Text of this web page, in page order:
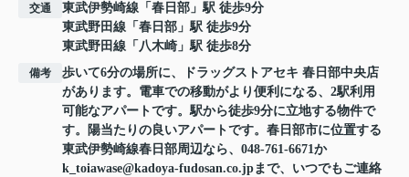
交通 東武伊勢崎線 「 春日部 」駅 徒歩9分
東武野田線 「 春日部 」駅 徒歩9分
東武野田線 「 八木崎 」駅 徒歩8分
備考
歩いて6分の場所に、ドラッグストアセキ 春日部中央店
があります。電車での移動がより便利になる、2駅利用
可能なアパートです。駅から徒歩9分に立地する物件で
す。陽当たりの良いアパートです。春日部市に位置する
東武伊勢崎線春日部周辺なら、048-761-6671か
k_toiawase@kadoya-fudosan.co.jpまで、いつでもご連絡